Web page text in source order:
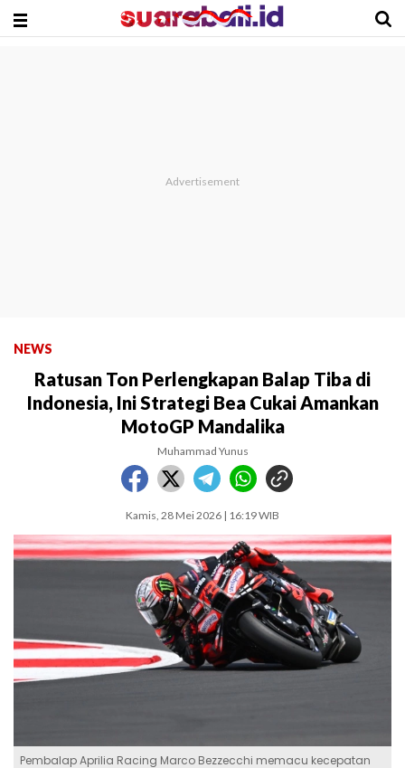
NEWS
Ratusan Ton Perlengkapan Balap Tiba di
Indonesia, Ini Strategi Bea Cukai Amankan
MotoGP Mandalika
Muhammad Yunus
Kamis, 28 Mei 2026 | 16:19 WIB
Pembalap Aprilia Racing Marco Bezzecchi memacu kecepatan